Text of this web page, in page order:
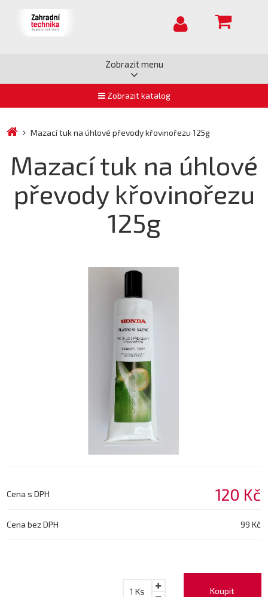
Zobrazit menu
Zobrazit katalog
Mazací tuk na úhlové převody křovinořezu 125g
Mazací tuk na úhlové
převody křovinořezu
125g
Cena s DPH 120 Kč
Cena bez DPH 99 Kč
Koupit
1 Ks